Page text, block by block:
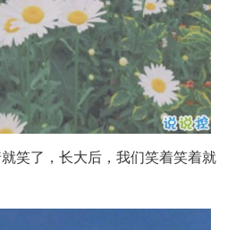
笑了，长大后，我们笑着笑着就